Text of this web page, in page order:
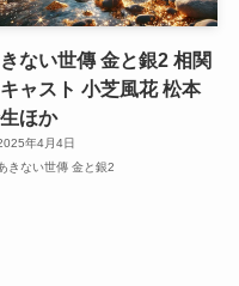
ない世傳 金と銀2 相関
ャスト 小芝風花 松本
ほか
年4月4日
きない世傳 金と銀2